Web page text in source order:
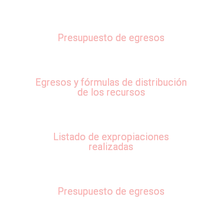
Presupuesto de egresos
Egresos y fórmulas de distribución
de los recursos
Listado de expropiaciones
realizadas
Presupuesto de egresos